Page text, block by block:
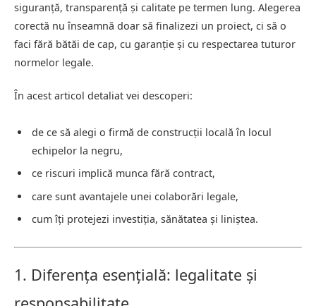
siguranță, transparență și calitate pe termen lung. Alegerea
corectă nu înseamnă doar să finalizezi un proiect, ci să o
faci fără bătăi de cap, cu garanție și cu respectarea tuturor
normelor legale.
În acest articol detaliat vei descoperi:
de ce să alegi o firmă de construcții locală în locul
echipelor la negru,
ce riscuri implică munca fără contract,
care sunt avantajele unei colaborări legale,
cum îți protejezi investiția, sănătatea și liniștea.
1. Diferența esențială: legalitate și